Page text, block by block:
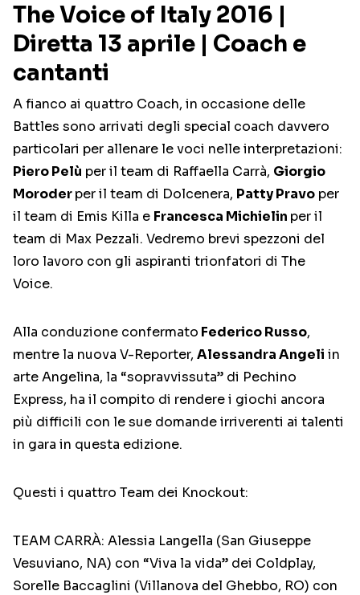
The Voice of Italy 2016 |
Diretta 13 aprile | Coach e
cantanti
A fianco ai quattro Coach, in occasione delle
Battles sono arrivati degli special coach davvero
particolari per allenare le voci nelle interpretazioni:
Piero Pelù per il team di Raffaella Carrà, Giorgio
Moroderper il team di Dolcenera, Patty Pravo per
il team di Emis Killa e Francesca Michielin per il
team di Max Pezzali. Vedremo brevi spezzoni del
loro lavoro con gli aspiranti trionfatori di The
Voice.
Alla conduzione confermato Federico Russo,
mentre la nuova V-Reporter, Alessandra Angeli in
arte Angelina, la “sopravvissuta” di Pechino
Express, ha il compito di rendere i giochi ancora
più difficili con le sue domande irriverenti ai talenti
in gara in questa edizione.
Questi i quattro Team dei Knockout:
TEAM CARRÀ: Alessia Langella (San Giuseppe
Vesuviano, NA) con “Viva la vida” dei Coldplay,
Sorelle Baccaglini (Villanova del Ghebbo, RO) con